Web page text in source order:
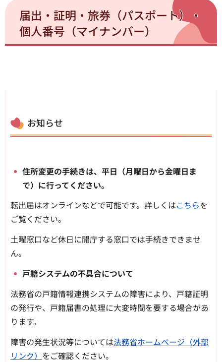
届出・証明・旅券（パスポート）・
個人番号（マイナンバー）
お知らせ
住所変更の手続きは、平日（月曜日から金曜日ま
で）に行ってください。
転出届はオンラインなどで可能です。詳しくはこちらを
ご覧ください。
土曜窓口など休日に開庁する窓口では手続きできませ
ん。
戸籍システムの不具合について
法務省の戸籍情報連携システムの障害により、戸籍証明
の発行や、戸籍届書の処理に大変時間を要する場合があ
ります。
障害の発生状況等については法務省ホームページ（外部
リンク） をご確認ください。